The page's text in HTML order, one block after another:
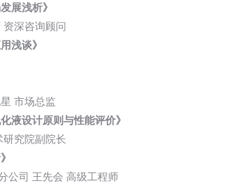
展浅析》
深咨询顾问
浅谈》
市场总监
液设计原则与性能评价》
究院副院长
公司 王先会 高级工程师